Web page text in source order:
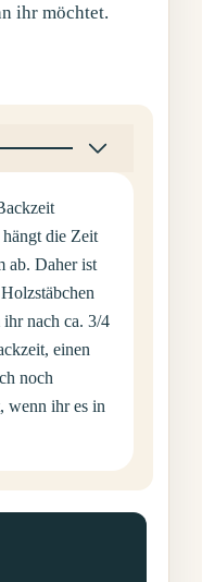
ihr möchtet.
die Zeit
ab. Daher ist
nach ca. 3/4
einen
noch
wenn ihr es in